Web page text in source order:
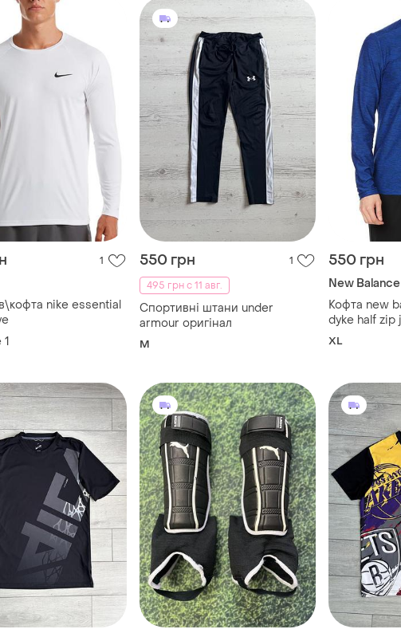
1
nike essential
1
550 грн
1
495 грн с 11 авг.
Спортивні штани under
armour оригінал
M
550 грн
New Balance
Кофта new
dyke half zip
XL